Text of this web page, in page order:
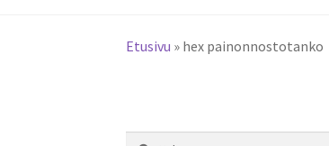
Etusivu » hex painonnostotanko
Haku: